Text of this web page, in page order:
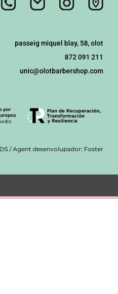
passeig miquel blay, 58, olot
872 091 211
unic@olotbarbershop.com
/ Agent desenvolupador: Foster